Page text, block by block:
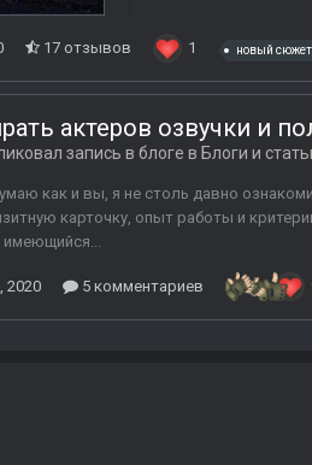
17 отзывов 1 новый сюжет
актеров озвучки и
запись в блоге в Блоги и
как и вы, я не столь давно
карточку, опыт работы и
2020 5 комментариев